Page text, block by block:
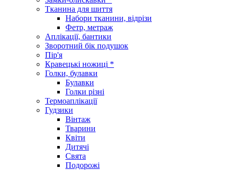
Тканина для шиття
Набори тканини, відрізи
Фетр, метраж
Аплікації, бантики
Зворотний бік подушок
Пір'я
Кравецькі ножиці *
Голки, булавки
Булавки
Голки різні
Термоаплікації
Гудзики
Вінтаж
Тварини
Квіти
Дитячі
Свята
Подорожі